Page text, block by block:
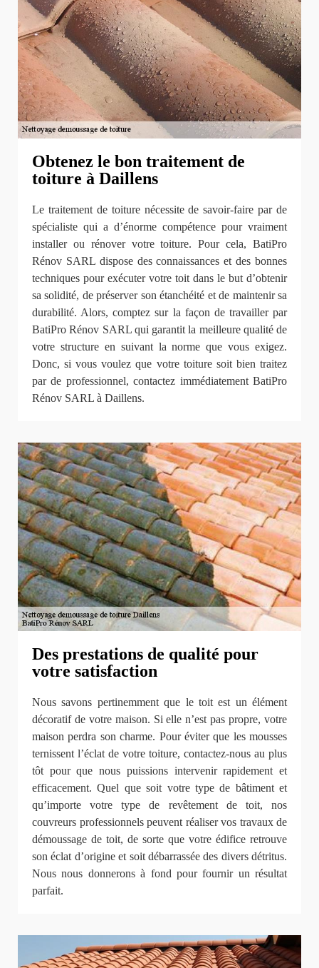
Obtenez le bon traitement de
toiture à Daillens
Le traitement de toiture nécessite de savoir-faire par de
spécialiste qui a d’énorme compétence pour vraiment
installer ou rénover votre toiture. Pour cela, BatiPro
Rénov SARL dispose des connaissances et des bonnes
techniques pour exécuter votre toit dans le but d’obtenir
sa solidité, de préserver son étanchéité et de maintenir sa
durabilité. Alors, comptez sur la façon de travailler par
BatiPro Rénov SARL qui garantit la meilleure qualité de
votre structure en suivant la norme que vous exigez.
Donc, si vous voulez que votre toiture soit bien traitez
par de professionnel, contactez immédiatement BatiPro
Rénov SARL à Daillens.
Des prestations de qualité pour
votre satisfaction
Nous savons pertinemment que le toit est un élément
décoratif de votre maison. Si elle n’est pas propre, votre
maison perdra son charme. Pour éviter que les mousses
ternissent l’éclat de votre toiture, contactez-nous au plus
tôt pour que nous puissions intervenir rapidement et
efficacement. Quel que soit votre type de bâtiment et
qu’importe votre type de revêtement de toit, nos
couvreurs professionnels peuvent réaliser vos travaux de
démoussage de toit, de sorte que votre édifice retrouve
son éclat d’origine et soit débarrassée des divers détritus.
Nous nous donnerons à fond pour fournir un résultat
parfait.